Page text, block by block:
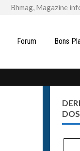
Forum Bons